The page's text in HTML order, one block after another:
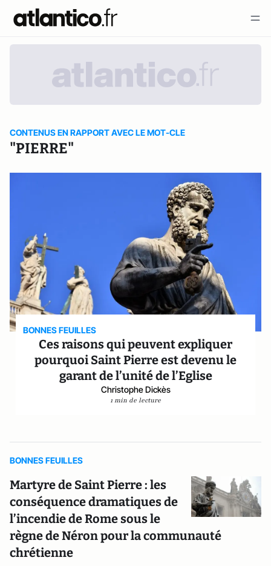
CONTENUS EN RAPPORT AVEC LE MOT-CLE
"PIERRE"
BONNES FEUILLES
Ces raisons qui peuvent expliquer
pourquoi Saint Pierre est devenu le
garant de l’unité de l’Eglise
Christophe Dickès
1 min de lecture
BONNES FEUILLES
Martyre de Saint Pierre : les
conséquence dramatiques de
l’incendie de Rome sous le
règne de Néron pour la communauté
chrétienne